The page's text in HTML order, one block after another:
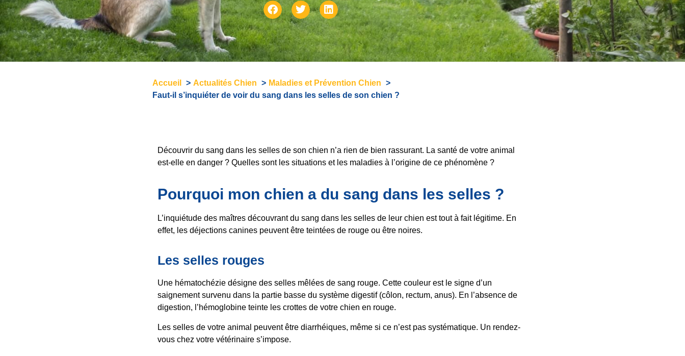
Accueil Actualités Chien
Maladies et Prévention Chien
Faut-il s’inquiéter de voir du sang dans les selles de son chien ?
Découvrir du sang dans les selles de son chien n’a rien de bien rassurant. La santé de votre animal
est-elle en danger ? Quelles sont les situations et les maladies à l’origine de ce phénomène ?
Pourquoi mon chien a du sang dans les selles ?
L’inquiétude des maîtres découvrant du sang dans les selles de leur chien est tout à fait légitime. En
effet, les déjections canines peuvent être teintées de rouge ou être noires.
Les selles rouges
Une hématochézie désigne des selles mêlées de sang rouge. Cette couleur est le signe d’un
saignement survenu dans la partie basse du système digestif (côlon, rectum, anus). En l’absence de
digestion, l’hémoglobine teinte les crottes de votre chien en rouge.
Les selles de votre animal peuvent être diarrhéiques, même si ce n’est pas systématique. Un rendez-
vous chez votre vétérinaire s’impose.